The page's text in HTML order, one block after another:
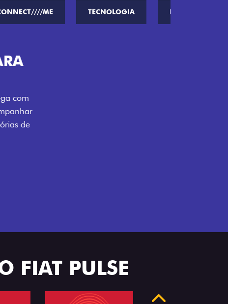
ME TECNOLOGIA PERFORMANCE
LOLLABR
LollaBR e a soleira temática que reforçam
os detalhes escurecidos, o teto bicolor e as
em preto brilhante completam o visual
FIAT PULSE
Anterior